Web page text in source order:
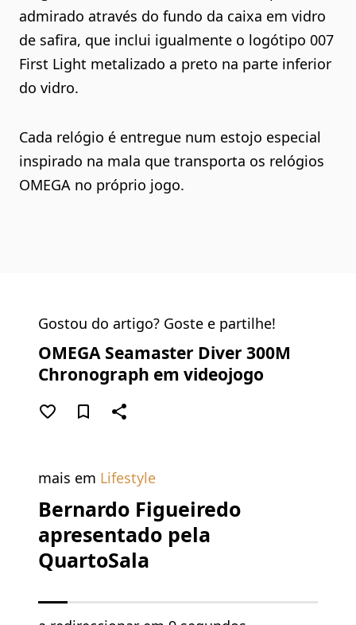
admirado através do fundo da caixa em vidro
de safira, que inclui igualmente o logótipo 007
First Light metalizado a preto na parte inferior
do vidro.
Cada relógio é entregue num estojo especial
inspirado na mala que transporta os relógios
OMEGA no próprio jogo.
Gostou do artigo? Goste e partilhe!
OMEGA Seamaster Diver 300M
Chronograph em videojogo
favorite_border bookmark_border share
mais em Lifestyle
Bernardo Figueiredo
apresentado pela
QuartoSala